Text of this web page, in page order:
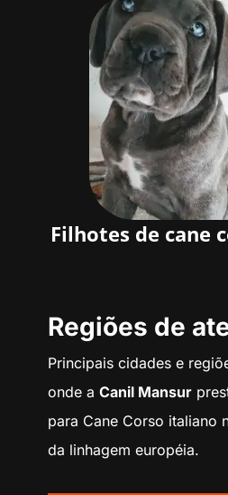
Filhotes de cane
Regiões de
Principais cidades e
onde a Canil Mansur
para Cane Corso italiano
da linhagem européia.